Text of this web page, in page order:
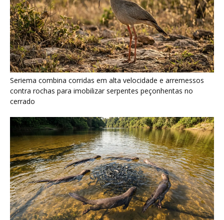
Ariranha sincroniza caça coletiva com vocalização subaquática
e cerca cardumes em rios rasos da Amazônia